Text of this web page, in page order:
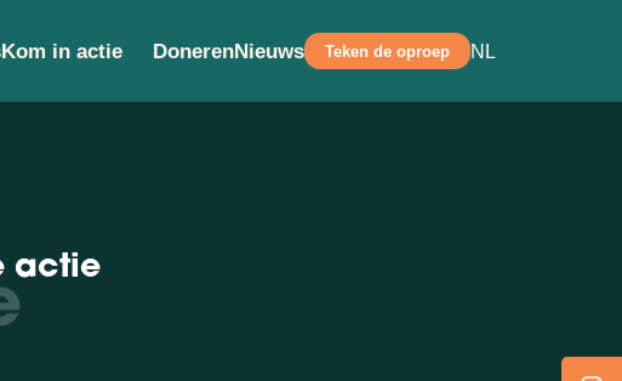
Kom in actie DonerenNieuws Teken de oproep NL
actie